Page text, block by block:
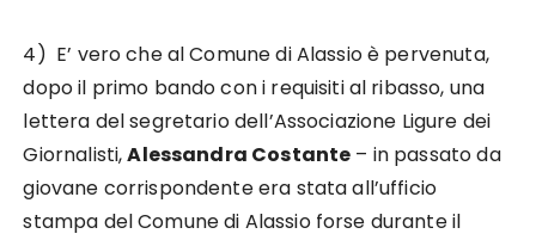
4) E’ vero che al Comune di Alassio è pervenuta,
dopo il primo bando con i requisiti al ribasso, una
lettera del segretario dell’Associazione Ligure dei
Giornalisti,Alessandra Costante – in passato da
giovane corrispondente era stata all’ufficio
stampa del Comune di Alassio forse durante il